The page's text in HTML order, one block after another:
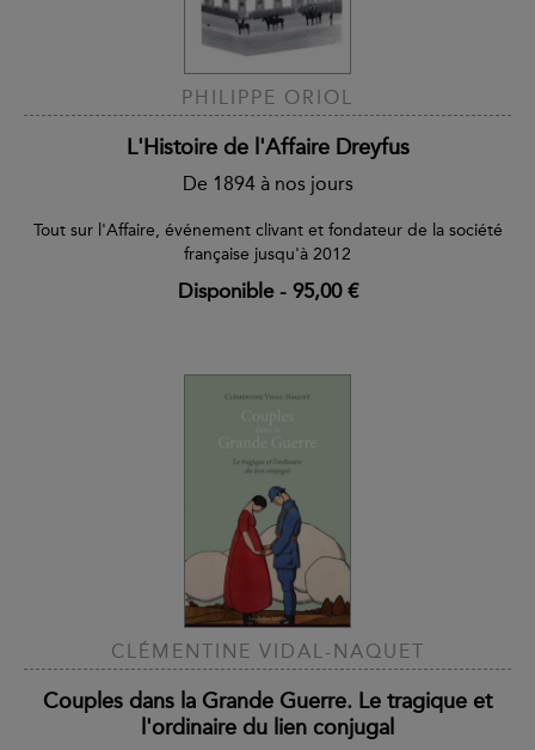
PHILIPPE ORIOL
L'Histoire de l'Affaire Dreyfus
De 1894 à nos jours
Tout sur l'Affaire, événement clivant et fondateur de la société
française jusqu'à 2012
Disponible- 95,00 €
CLÉMENTINE VIDAL-NAQUET
Couples dans la Grande Guerre. Le tragique et
l'ordinaire du lien conjugal